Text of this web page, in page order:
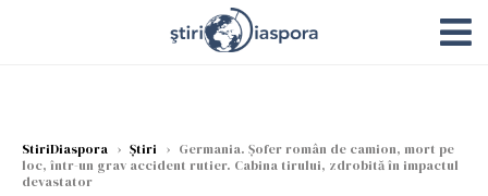
StiriDiaspora › Știri › Germania. Șofer român de camion, mort pe
loc, într-un grav accident rutier. Cabina tirului, zdrobită în impactul
devastator